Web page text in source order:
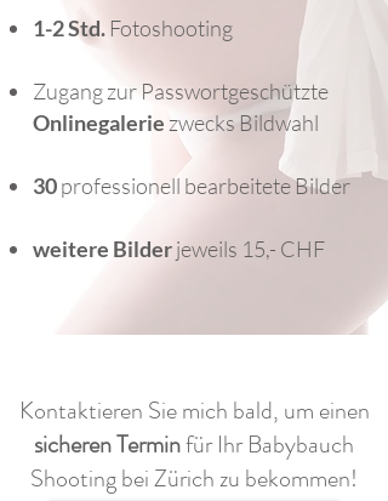
1-2 Std. Fotoshooting
Zugang zur Passwortgeschützte
Onlinegalerie zwecks Bildwahl
30professionell bearbeiteteBilder
weitere Bilderjeweils 15,- CHF
Kontaktieren Sie mich bald, um einen
sicheren Terminfür Ihr Babybauch
Shooting bei Zürich zu bekommen!